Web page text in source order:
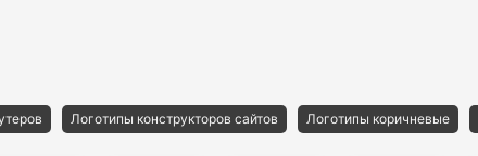
Логотипы конструкторов сайтов Логотипы коричневые